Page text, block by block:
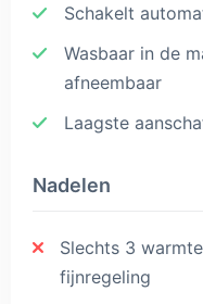
Schakelt
Wasbaar in de
afneembaar
Laagste
Nadelen
Slechts 3
fijnregeling